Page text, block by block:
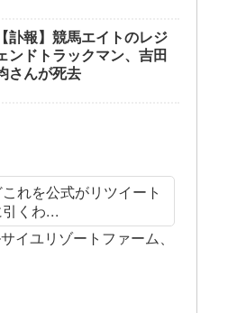
【訃報】競馬エイトのレジ
ンドトラックマン、吉田
さんが死去
れを公式がリツイート
くわ...
イユリゾートファーム、